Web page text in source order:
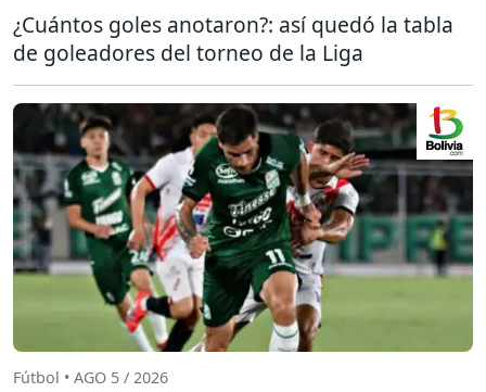
¿Cuántos goles anotaron?: así quedó la tabla
de goleadores del torneo de la Liga
Fútbol • AGO 5 / 2026